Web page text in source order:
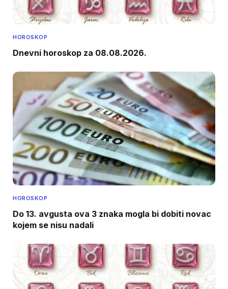
HOROSKOP
Dnevni horoskop za 08.08.2026.
HOROSKOP
Do 13. avgusta ova 3 znaka mogla bi dobiti novac
kojem se nisu nadali